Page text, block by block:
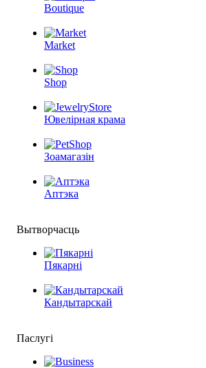
Boutique
Market
Shop
Ювелірная крама
Зоамагазін
Аптэка
Вытворчасць
Пякарні
Кандытарскай
Паслугі